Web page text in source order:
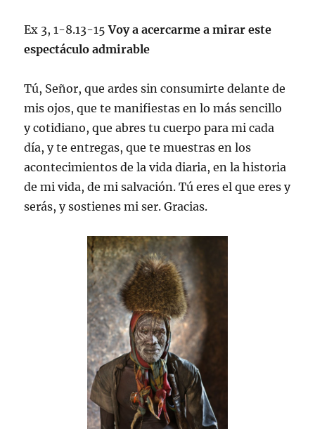
Ex 3, 1-8.13-15Voy a acercarme a mirar este
espectáculo admirable
Tú, Señor, que ardes sin consumirte delante de
mis ojos, que te manifiestas en lo más sencillo
y cotidiano, que abres tu cuerpo para mi cada
día, y te entregas, que te muestras en los
acontecimientos de la vida diaria, en la historia
de mi vida, de mi salvación. Tú eres el que eres y
serás, y sostienes mi ser. Gracias.